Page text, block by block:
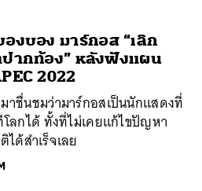
งบอง มาร์กอส “เลิก
ากท้อง” หลังฟังแผน
2022
ชื่นชมว่ามาร์กอสเป็นนักแสดงที่
ลกได้ ทั้งที่ไม่เคยแก้ไขปัญหา
ด้สำเร็จเลย